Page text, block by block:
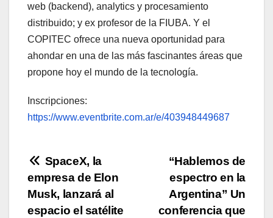
web (backend), analytics y procesamiento
distribuido; y ex profesor de la FIUBA. Y el
COPITEC ofrece una nueva oportunidad para
ahondar en una de las más fascinantes áreas que
propone hoy el mundo de la tecnología.
Inscripciones:
https://www.eventbrite.com.ar/e/403948449687
“Hablemos de
espectro en la
Argentina” Un
conferencia que
SpaceX, la
empresa de Elon
Musk, lanzará al
espacio el satélite